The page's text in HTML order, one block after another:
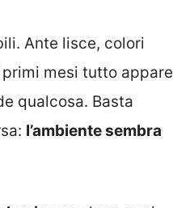
Ante lisce, colori
mesi tutto appare
qualcosa. Basta
l’ambiente sembra